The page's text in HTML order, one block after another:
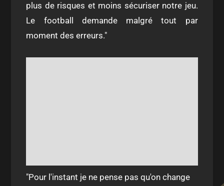
plus de risques et moins sécuriser notre jeu.
Le football demande malgré tout par
moment des erreurs."
"Pour l'instant je ne pense pas qu'on change